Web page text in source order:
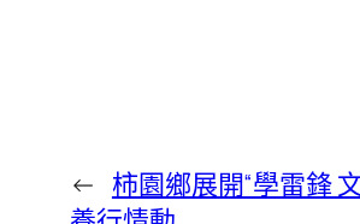
← 柿園鄉展開“學雷鋒